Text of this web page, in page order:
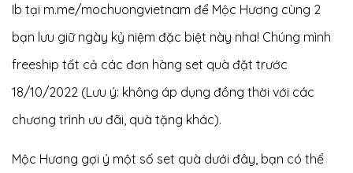
Ib tại m.me/mochuongvietnam để Mộc Hương cùng 2
bạn lưu giữ ngày kỷ niệm đặc biệt này nha! Chúng mình
freeship tất cả các đơn hàng set quà đặt trước
18/10/2022 (Lưu ý: không áp dụng đồng thời với các
chương trình ưu đãi, quà tặng khác).
Mộc Hương gợi ý một số set quà dưới đây, bạn có thể